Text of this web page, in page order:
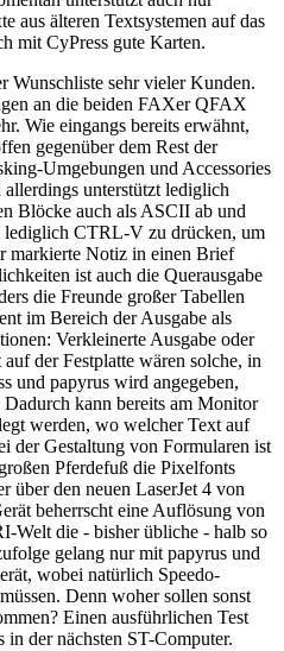
aus älteren Textsystemen auf das
mit CyPress gute Karten.
Wunschliste sehr vieler Kunden.
an die beiden FAXer QFAX
Wie eingangs bereits erwähnt,
gegenüber dem Rest der
Umgebungen und Accessories
unterstützt lediglich
Blöcke auch als ASCII ab und
lediglich CTRL-V zu drücken, um
markierte Notiz in einen Brief
ist auch die Querausgabe
die Freunde großer Tabellen
im Bereich der Ausgabe als
Verkleinerte Ausgabe oder
der Festplatte wären solche, in
und papyrus wird angegeben,
kann bereits am Monitor
werden, wo welcher Text auf
der Gestaltung von Formularen ist
Pferdefuß die Pixelfonts
über den neuen LaserJet 4 von
beherrscht eine Auflösung von
Welt die - bisher übliche - halb so
gelang nur mit papyrus und
wobei natürlich Speedo-
Denn woher sollen sonst
Einen ausführlichen Test
in der nächsten ST-Computer.